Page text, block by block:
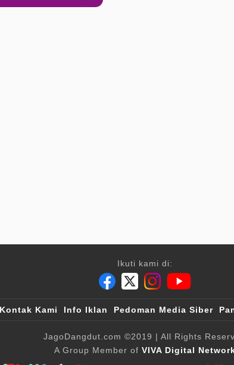
Ikuti kami di:
Kontak Kami Info Iklan Pedoman Media Siber
JagoDangdut.com ©2019 | All Rights
A Group Member of VIVA Digital